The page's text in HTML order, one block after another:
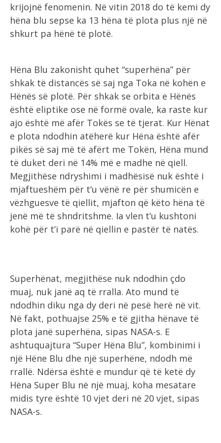
krijojnë fenomenin. Në vitin 2018 do të kemi dy
hëna blu sepse ka 13 hëna të plota plus një në
shkurt pa hënë të plotë.
Hëna Blu zakonisht quhet “superhëna” për
shkak të distancës së saj nga Toka në kohën e
Hënës së plotë. Për shkak se orbita e Hënës
është eliptike ose në formë ovale, ka raste kur
ajo është më afër Tokës se të tjerat. Kur Hënat
e plota ndodhin atëherë kur Hëna është afër
pikës së saj më të afërt me Tokën, Hëna mund
të duket deri në 14% më e madhe në qiell.
Megjithëse ndryshimi i madhësisë nuk është i
mjaftueshëm për t’u vënë re për shumicën e
vëzhguesve të qiellit, mjafton që këto hëna të
jenë më të shndritshme. Ia vlen t’u kushtoni
kohë për t’i parë në qiellin e pastër të natës.
Superhënat, megjithëse nuk ndodhin çdo
muaj, nuk janë aq të rralla. Ato mund të
ndodhin diku nga dy deri në pesë herë në vit.
Në fakt, pothuajse 25% e të gjitha hënave të
plota janë superhëna, sipas NASA-s. E
ashtuquajtura “Super Hëna Blu”, kombinimi i
një Hëne Blu dhe një superhëne, ndodh më
rrallë. Ndërsa është e mundur që të ketë dy
Hëna Super Blu në një muaj, koha mesatare
midis tyre është 10 vjet deri në 20 vjet, sipas
NASA-s.